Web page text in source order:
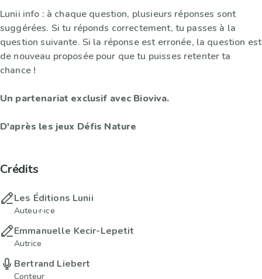
Lunii info : à chaque question, plusieurs réponses sont
suggérées. Si tu réponds correctement, tu passes à la
question suivante. Si la réponse est erronée, la question est
de nouveau proposée pour que tu puisses retenter ta
chance !
Un partenariat exclusif avec Bioviva.
D'après les jeux Défis Nature
Crédits
Les Éditions Lunii
Auteu·r·ice
Emmanuelle Kecir-Lepetit
Autrice
Bertrand Liebert
Conteur